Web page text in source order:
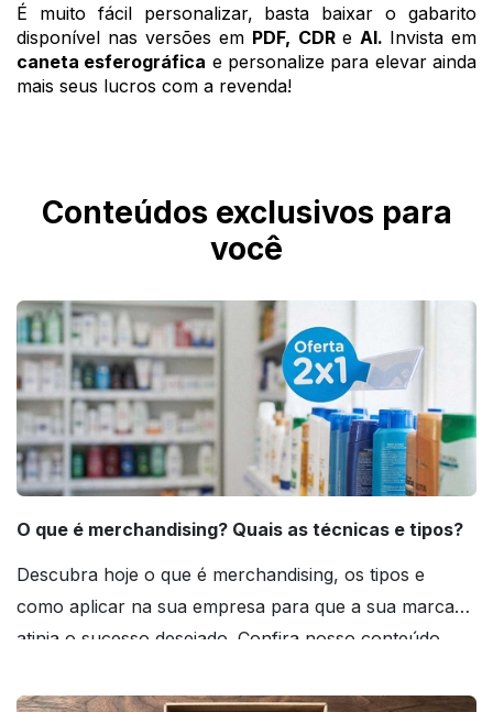
É muito fácil personalizar, basta baixar o gabarito
disponível nas versões em PDF, CDR e Al. Invista em
caneta esferográfica e personalize para elevar ainda
mais seus lucros com a revenda!
Conteúdos exclusivos para
você
O que é merchandising? Quais as técnicas e tipos?
Descubra hoje o que é merchandising, os tipos e
como aplicar na sua empresa para que a sua marca
atinja o sucesso desejado. Confira nosso conteúdo